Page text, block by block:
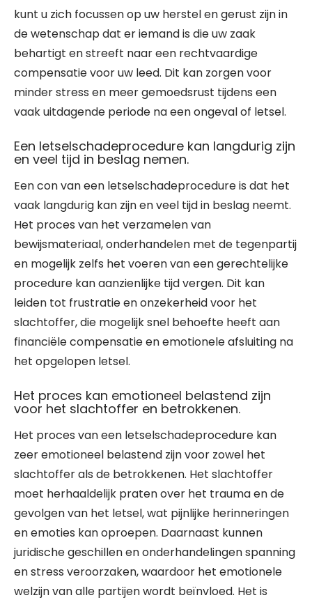
kunt u zich focussen op uw herstel en gerust zijn in
de wetenschap dat er iemand is die uw zaak
behartigt en streeft naar een rechtvaardige
compensatie voor uw leed. Dit kan zorgen voor
minder stress en meer gemoedsrust tijdens een
vaak uitdagende periode na een ongeval of letsel.
Een letselschadeprocedure kan langdurig zijn
en veel tijd in beslag nemen.
Een con van een letselschadeprocedure is dat het
vaak langdurig kan zijn en veel tijd in beslag neemt.
Het proces van het verzamelen van
bewijsmateriaal, onderhandelen met de tegenpartij
en mogelijk zelfs het voeren van een gerechtelijke
procedure kan aanzienlijke tijd vergen. Dit kan
leiden tot frustratie en onzekerheid voor het
slachtoffer, die mogelijk snel behoefte heeft aan
financiële compensatie en emotionele afsluiting na
het opgelopen letsel.
Het proces kan emotioneel belastend zijn
voor het slachtoffer en betrokkenen.
Het proces van een letselschadeprocedure kan
zeer emotioneel belastend zijn voor zowel het
slachtoffer als de betrokkenen. Het slachtoffer
moet herhaaldelijk praten over het trauma en de
gevolgen van het letsel, wat pijnlijke herinneringen
en emoties kan oproepen. Daarnaast kunnen
juridische geschillen en onderhandelingen spanning
en stress veroorzaken, waardoor het emotionele
welzijn van alle partijen wordt beïnvloed. Het is